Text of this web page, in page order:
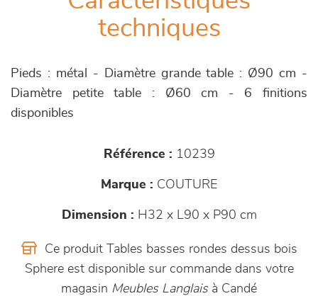
techniques
Pieds : métal - Diamètre grande table : Ø90 cm -
Diamètre petite table : Ø60 cm - 6 finitions
disponibles
Référence : 10239
Marque : COUTURE
Dimension : H32 x L90 x P90 cm
Ce produit Tables basses rondes dessus bois
Sphere est disponible sur commande dans votre
magasin Meubles Langlaisà Candé